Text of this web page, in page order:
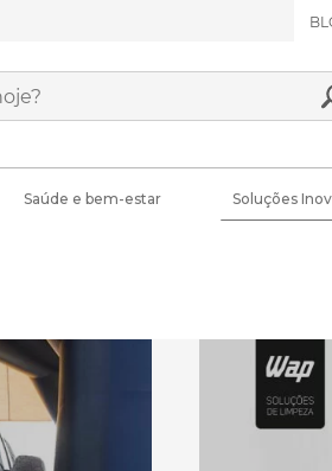
Saúde e bem-estar Soluções